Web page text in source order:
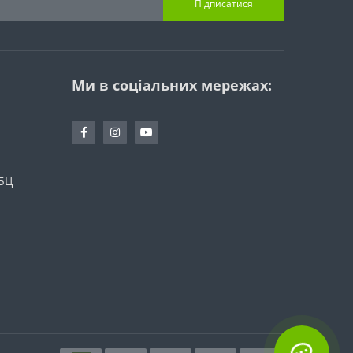
Підписатися
Ми в соціальних мережах: